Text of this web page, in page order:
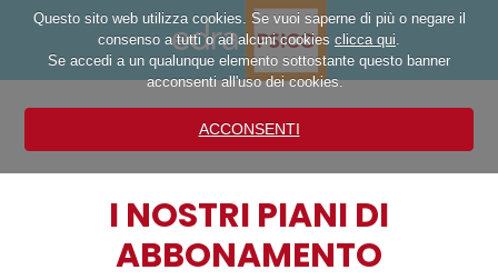
Questo sito web utilizza cookies. Se vuoi saperne di più o negare il
consenso a tutti o ad alcuni cookies clicca qui.
Se accedi a un qualunque elemento sottostante questo banner
acconsenti all'uso dei cookies.
ACCONSENTI
I NOSTRI PIANI DI
ABBONAMENTO